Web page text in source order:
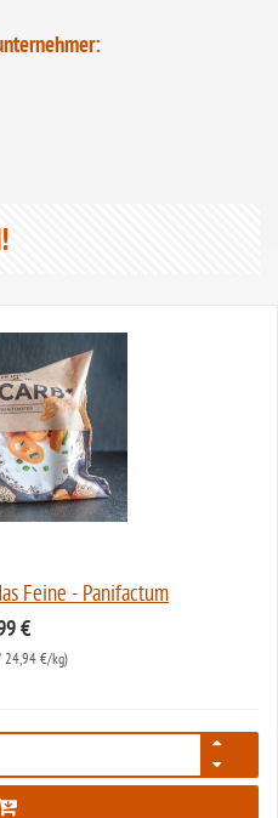
Feine - Panifactum
€
€/kg)
5687